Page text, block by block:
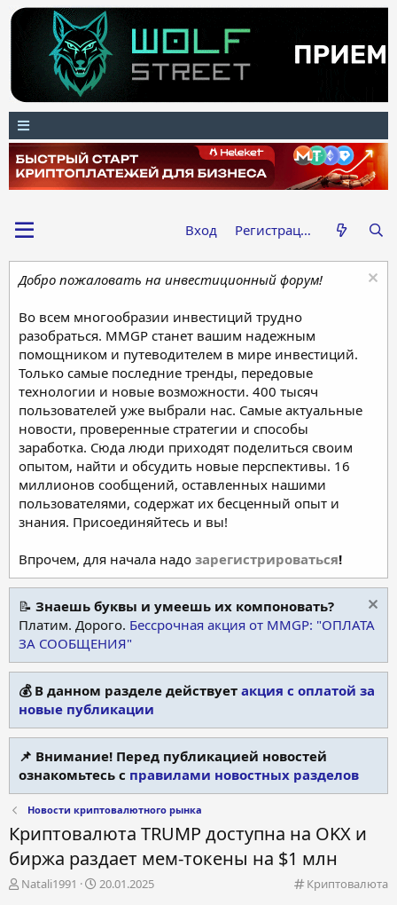
Вход Регистрация
Добро пожаловать на инвестиционный форум!
Во всем многообразии инвестиций трудно
разобраться. MMGP станет вашим надежным
помощником и путеводителем в мире инвестиций.
Только самые последние тренды, передовые
технологии и новые возможности. 400 тысяч
пользователей уже выбрали нас. Самые актуальные
новости, проверенные стратегии и способы
заработка. Сюда люди приходят поделиться своим
опытом, найти и обсудить новые перспективы. 16
миллионов сообщений, оставленных нашими
пользователями, содержат их бесценный опыт и
знания. Присоединяйтесь и вы!
Впрочем, для начала надо зарегистрироваться!
📝 Знаешь буквы и умеешь их компоновать?
Платим. Дорого. Бессрочная акция от MMGP: "ОПЛАТА
ЗА СООБЩЕНИЯ"
💰 В данном разделе действует акция с оплатой за
новые публикации
📌 Внимание! Перед публикацией новостей
ознакомьтесь с правилами новостных разделов
Новости криптовалютного рынка
Криптовалюта TRUMP доступна на OKX и
биржа раздает мем-токены на $1 млн
К
Криптовалюта
А
Natali1991
Д
20.01.2025